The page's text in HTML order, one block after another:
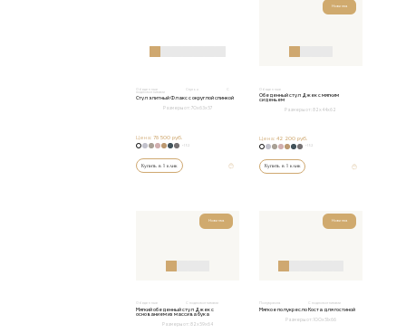
Обеденные Стулья
подлокотниками
Стул элитный Флакс с округлой спинкой
Размеры от:70х63х57
Цена: 78 500 руб.
+152
Купить в 1 клик
Новинка
Обеденные
Обеденный стул Джек с мягким
сиденьем
Размеры от: 82x44x62
Цена:42 200 руб.
Купить в 1 клик
Новинка
Обеденные С подлокотниками
Мягкий обеденный стул Джек с
основанием из массива бука
Размеры от: 82х59х64
Новинка
Полукресла С подлокотниками
Мягкое полукресло Коста для гостиной
Размеры от: 100x51x66